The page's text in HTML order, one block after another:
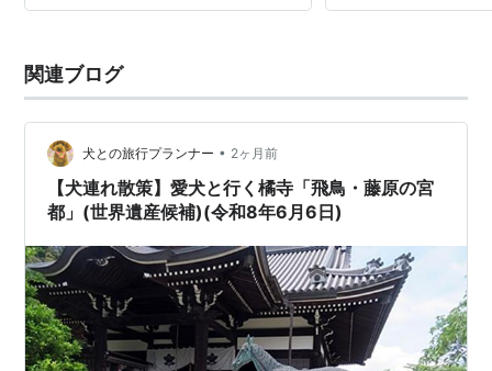
関連ブログ
犬との旅行プランナー • 2ヶ月前
【犬連れ散策】愛犬と行く橘寺「飛鳥・藤原の宮
都」(世界遺産候補)(令和8年6月6日)